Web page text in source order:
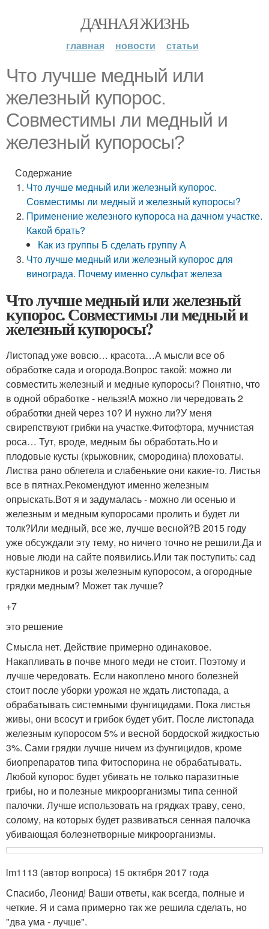
ДАЧНАЯ ЖИЗНЬ
главная новости статьи
Что лучше медный или
железный купорос.
Совместимы ли медный и
железный купоросы?
Содержание
Что лучше медный или железный купорос.
Совместимы ли медный и железный купоросы?
Применение железного купороса на дачном участке.
Какой брать?
Как из группы Б сделать группу А
Что лучше медный или железный купорос для
винограда. Почему именно сульфат железа
Что лучше медный или железный
купорос. Совместимы ли медный и
железный купоросы?
Листопад уже вовсю… красота…А мысли все об
обработке сада и огорода.Вопрос такой: можно ли
совместить железный и медные купоросы? Понятно, что
в одной обработке - нельзя!А можно ли чередовать 2
обработки дней через 10? И нужно ли?У меня
свирепствуют грибки на участке.Фитофтора, мучнистая
роса… Тут, вроде, медным бы обработать.Но и
плодовые кусты (крыжовник, смородина) плоховаты.
Листва рано облетела и слабенькие они какие-то. Листья
все в пятнах.Рекомендуют именно железным
опрыскать.Вот я и задумалась - можно ли осенью и
железным и медным купоросами пролить и будет ли
толк?Или медный, все же, лучше весной?В 2015 году
уже обсуждали эту тему, но ничего точно не решили.Да и
новые люди на сайте появились.Или так поступить: сад
кустарников и розы железным купоросом, а огородные
грядки медным? Может так лучше?
+7
это решение
Смысла нет. Действие примерно одинаковое.
Накапливать в почве много меди не стоит. Поэтому и
лучше чередовать. Если накоплено много болезней
стоит после уборки урожая не ждать листопада, а
обрабатывать системными фунгицидами. Пока листья
живы, они всосут и грибок будет убит. После листопада
железным купоросом 5% и весной бордоской жидкостью
3%. Сами грядки лучше ничем из фунгицидов, кроме
биопрепаратов типа Фитоспорина не обрабатывать.
Любой купорос будет убивать не только паразитные
грибы, но и полезные микроорганизмы типа сенной
палочки. Лучше использовать на грядках траву, сено,
солому, на которых будет развиваться сенная палочка
убивающая болезнетворные микроорганизмы.
lm1113 (автор вопроса) 15 октября 2017 года
Спасибо, Леонид! Ваши ответы, как всегда, полные и
четкие. Я и сама примерно так же решила сделать, но
"два ума - лучше".